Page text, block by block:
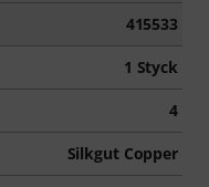
415533
1 Styck
4
Silkgut Copper